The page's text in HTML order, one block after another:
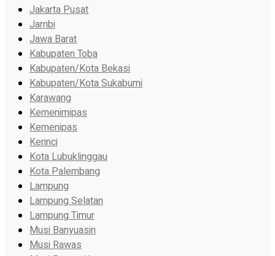
Jakarta Pusat
Jambi
Jawa Barat
Kabupaten Toba
Kabupaten/Kota Bekasi
Kabupaten/Kota Sukabumi
Karawang
Kemenimipas
Kemenipas
Kerinci
Kota Lubuklinggau
Kota Palembang
Lampung
Lampung Selatan
Lampung Timur
Musi Banyuasin
Musi Rawas